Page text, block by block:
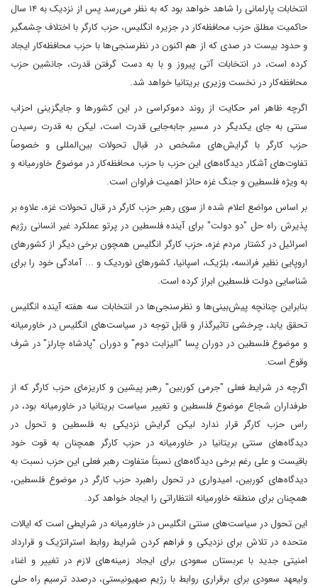
انتخابات پارلمانی را شاهد خواهد بود که به نظر می‌رسد پس از نزدیک به ۱۴ سال
حاکمیت مطلق حزب محافظه‌کار در جزیره انگلیس، حزب کارگر با اختلاف چشمگیر
و حدود بیست در صدی که از هم اکنون در نظرسنجی‌ها با حزب محافظه‌کار ایجاد
کرده است، در انتخابات آتی پیروز و با به دست گرفتن قدرت، جانشین حزب
محافظه‌کار در نخست وزیری بریتانیا خواهد شد.
اگرچه ظاهر امر حکایت از روند دموکراسی در این کشورها و جایگزینی احزاب
سنتی به جای یکدیگر در مسیر جابه‌جایی قدرت است، لیکن به قدرت رسیدن
حزب کارگر با گرایش‌های مشخص در قبال تحولات بین‌المللی و خصوصاً
تفاوت‌های آشکار دیدگاه‌های این حزب با حزب محافظه‌کار در موضوع خاورمیانه و
به ویژه فلسطین و جنگ غزه حائز اهمیت فراوان است.
بر اساس مواضع اعلام شده از سوی رهبر حزب کارگر در قبال تحولات غزه، علاوه بر
پذیرش راه حل "دو دولت" برای آینده فلسطین در پرتو عملکرد غیر انسانی رژیم
اسرائیل در کشتار مردم غزه، حزب کارگر انگلیس همچون برخی دیگر از کشورهای
اروپایی نظیر فرانسه، بلژیک، اسپانیا، کشورهای نوردیک و ... آمادگی خود را برای
شناسایی دولت فلسطین ابراز کرده است.
بنابراین چنانچه پیش‌بینی‌ها و نظرسنجی‌ها در انتخابات سه هفته آینده انگلیس
تحقق یابد، چرخشی تاثیرگذار و قابل توجه در سیاست‌های انگلیس در خاورمیانه
و موضوع فلسطین در دوران پسا "الیزابت دوم" و دوران "پادشاه چارلز" در شرف
وقوع است.
اگرچه در شرایط فعلی "جرمی کوربین" رهبر پیشین و کاریزمای حزب کارگر که از
طرفداران شجاع موضوع فلسطین و تغییر سیاست بریتانیا در خاورمیانه بود، در
راس حزب کارگر قرار ندارد لیکن گرایش نزدیکی به فلسطین و تحول در
دیدگاه‌های سنتی بریتانیا در خاورمیانه در حزب کارگر همچنان به قوت خود
باقیست و علی رغم برخی دیدگاه‌های نسبتاً متفاوت رهبر فعلی این حزب نسبت به
دیدگاه‌های کوربین، امیدواری در تحول راهبرد حزب کارگر در موضوع فلسطین،
همچنان برای منطقه خاورمیانه انتظاراتی را ایجاد خواهد کرد.
این تحول در سیاست‌های سنتی انگلیس در خاورمیانه در شرایطی است که ایالات
متحده در تلاش برای نزدیکی و فراهم کردن شرایط روابط استراتژیک و قرارداد
امنیتی جدید با عربستان سعودی برای ایجاد زمینه‌های لازم در تغییر و اغناء
ولیعهد سعودی برای برقراری روابط با رژیم صهیونیستی، درصدد ترسیم راه حلی